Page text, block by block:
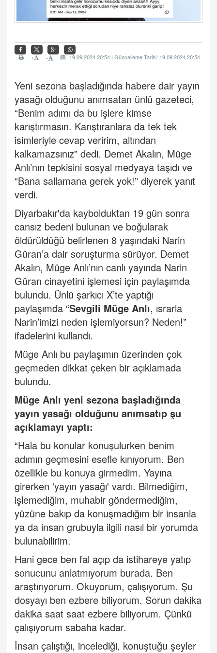
19.09.2024 20:54 | Güncelleme Tarihi: 19.09.2024 20:54
-
+
Yeni sezona başladığında habere dair yayın
yasağı olduğunu anımsatan ünlü gazeteci,
“Benim adımı da bu işlere kimse
karıştırmasın. Karıştıranlara da tek tek
isimleriyle cevap veririm, altından
kalkamazsınız” dedi. Demet Akalın, Müge
Anlı’nın tepkisini sosyal medyaya taşıdı ve
“Bana sallamana gerek yok!” diyerek yanıt
verdi.
Diyarbakır'da kaybolduktan 19 gün sonra
cansız bedeni bulunan ve boğularak
öldürüldüğü belirlenen 8 yaşındaki Narin
Güran’a dair soruşturma sürüyor. Demet
Akalın, Müge Anlı’nın canlı yayında Narin
Güran cinayetini işlemesi için paylaşımda
bulundu. Ünlü şarkıcı X’te yaptığı
paylaşımda “Sevgili Müge Anlı, ısrarla
Narin’imizi neden işlemiyorsun? Neden!”
ifadelerini kullandı.
Müge Anlı bu paylaşımın üzerinden çok
geçmeden dikkat çeken bir açıklamada
bulundu.
Müge Anlı yeni sezona başladığında
yayın yasağı olduğunu anımsatıp şu
açıklamayı yaptı:
“Hala bu konular konuşulurken benim
adımın geçmesini esefle kınıyorum. Ben
özellikle bu konuya girmedim. Yayına
girerken 'yayın yasağı' vardı. Bilmediğim,
işlemediğim, muhabir göndermediğim,
yüzüne bakıp da konuşmadığım bir insanla
ya da insan grubuyla ilgili nasıl bir yorumda
bulunabilirim.
Hani gece ben fal açıp da istihareye yatıp
sonucunu anlatmıyorum burada. Ben
araştırıyorum. Okuyorum, çalışıyorum. Şu
dosyayı ben ezbere biliyorum. Sorun dakika
dakika saat saat ezbere biliyorum. Çünkü
çalışıyorum sabaha kadar.
İnsan çalıştığı, incelediği, konuştuğu şeyler